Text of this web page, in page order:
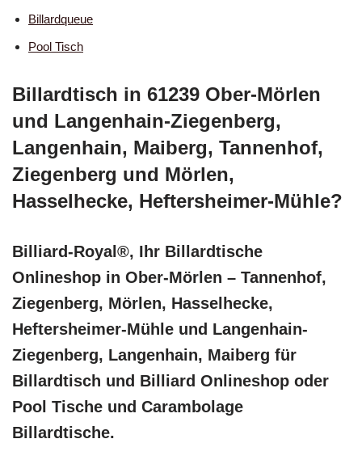
Billardqueue
Pool Tisch
Billardtisch in 61239 Ober-Mörlen
und Langenhain-Ziegenberg,
Langenhain, Maiberg, Tannenhof,
Ziegenberg und Mörlen,
Hasselhecke, Heftersheimer-Mühle?
Billiard-Royal®, Ihr Billardtische
Onlineshop in Ober-Mörlen – Tannenhof,
Ziegenberg, Mörlen, Hasselhecke,
Heftersheimer-Mühle und Langenhain-
Ziegenberg, Langenhain, Maiberg für
Billardtisch und Billiard Onlineshop oder
Pool Tische und Carambolage
Billardtische.